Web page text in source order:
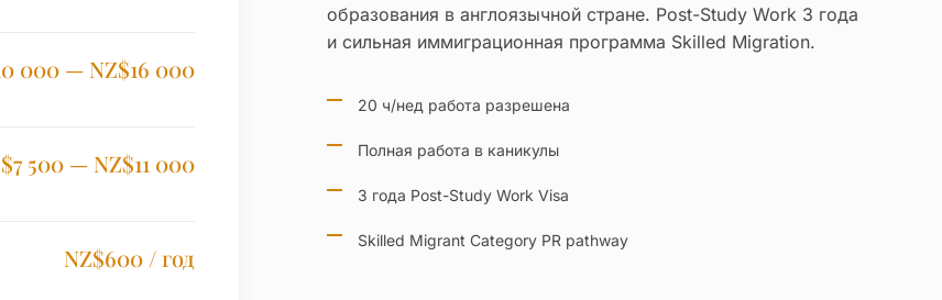
000 — NZ$16 000
500 — NZ$11 000
NZ$600 / год
образования в англоязычной стране. Post-Study Work 3 года
и сильная иммиграционная программа Skilled Migration.
20 ч/нед работа разрешена
Полная работа в каникулы
3 года Post-Study Work Visa
Skilled Migrant Category PR pathway